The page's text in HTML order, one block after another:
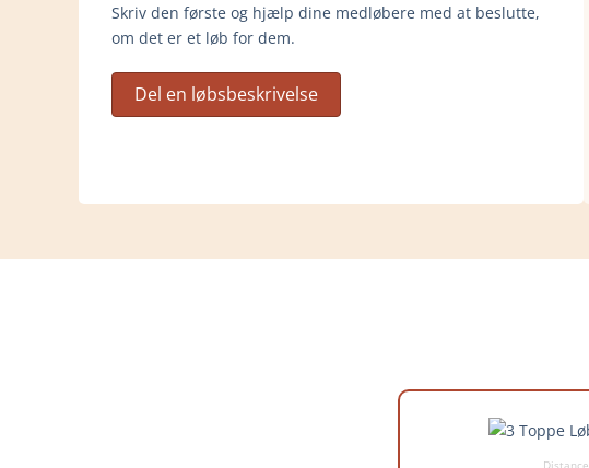
Skriv den første og hjælp dine medløbere med at beslutte,
om det er et løb for dem.
Del en løbsbeskrivelse